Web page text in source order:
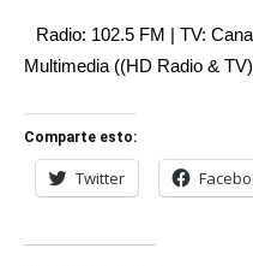
Radio: 102.5 FM | TV:
Multimedia ((HD Radio &
Comparte esto:
Twitter